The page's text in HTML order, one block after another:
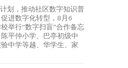
划，推动社区数字知识普
进数字化转型，8月6
举行“数字扫盲”合作备忘
平仲小学、巴亭初级中
中学等越、华学生、家